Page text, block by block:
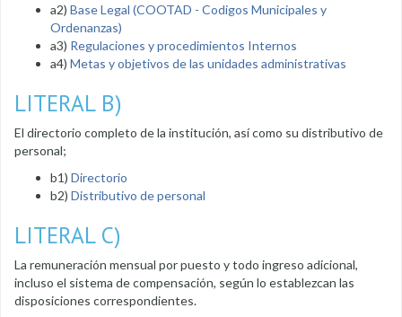
a2) Base Legal (COOTAD - Codigos Municipales y
Ordenanzas)
a3) Regulaciones y procedimientos Internos
a4) Metas y objetivos de las unidades administrativas
LITERAL B)
El directorio completo de la institución, así como su distributivo de
personal;
b1) Directorio
b2) Distributivo de personal
LITERAL C)
La remuneración mensual por puesto y todo ingreso adicional,
incluso el sistema de compensación, según lo establezcan las
disposiciones correspondientes.